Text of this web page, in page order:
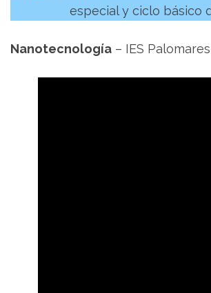
especial y ciclo básico
Nanotecnología – IES